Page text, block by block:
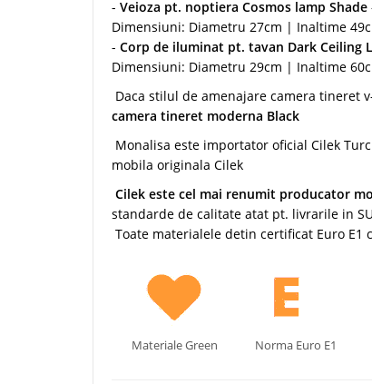
- Veioza pt. noptiera Cosmos lamp Shade
Dimensiuni: Diametru 27cm | Inaltime
- Corp de iluminat pt. tavan Dark Ceiling
Dimensiuni: Diametru 29cm | Inaltime
Daca stilul de amenajare camera tineret
camera tineret moderna Black
Monalisa este importator oficial Cilek
mobila originala Cilek
Cilek este cel mai renumit producator
standarde de calitate atat pt. livrarile in
Toate materialele detin certificat Euro
Materiale Green Norma Euro E1